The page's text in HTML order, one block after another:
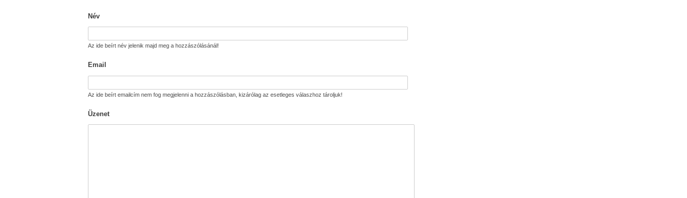
Név
Az ide beírt név jelenik majd meg a hozzászólásánál!
Email
Az ide beírt emailcím nem fog megjelenni a hozzászólásban, kizárólag az esetleges válaszhoz tároljuk!
Üzenet